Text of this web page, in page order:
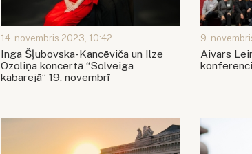
14. novembris 2023, 10:42
Inga Šļubovska-Kancēviča un Ilze
Ozoliņa koncertā “Solveiga
kabarejā” 19. novembrī
9.
Aivars